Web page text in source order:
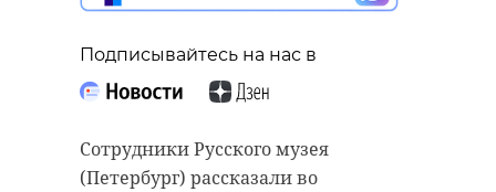
Подписывайтесь на нас в
Сотрудники Русского музея
(Петербург) рассказали во